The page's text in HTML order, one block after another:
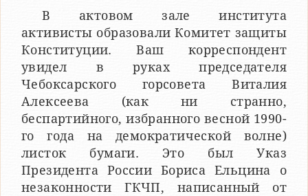
В актовом зале института
активисты образовали Комитет защиты
Конституции. Ваш корреспондент
увидел в руках председателя
Чебоксарского горсовета Виталия
Алексеева (как ни странно,
беспартийного, избранного весной 1990-
го года на демократической волне)
листок бумаги. Это был Указ
Президента России Бориса Ельцина о
незаконности ГКЧП, написанный от